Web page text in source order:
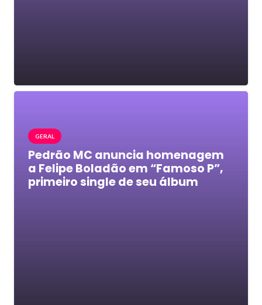
GERAL
Pedrão MC anuncia homenagem
a Felipe Boladão em “Famoso P”,
primeiro single de seu álbum